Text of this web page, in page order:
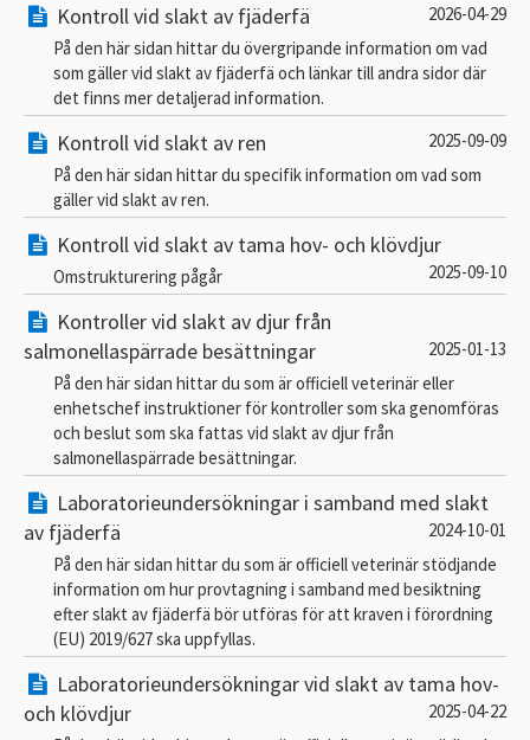
Kontroll vid slakt av fjäderfä
2026-04-29
På den här sidan hittar du övergripande information om vad
som gäller vid slakt av fjäderfä och länkar till andra sidor där
det finns mer detaljerad information.
Kontroll vid slakt av ren
2025-09-09
På den här sidan hittar du specifik information om vad som
gäller vid slakt av ren.
Kontroll vid slakt av tama hov- och klövdjur
2025-09-10
Omstrukturering pågår
Kontroller vid slakt av djur från
salmonellaspärrade besättningar
2025-01-13
På den här sidan hittar du som är officiell veterinär eller
enhetschef instruktioner för kontroller som ska genomföras
och beslut som ska fattas vid slakt av djur från
salmonellaspärrade besättningar.
Laboratorieundersökningar i samband med slakt
av fjäderfä
2024-10-01
På den här sidan hittar du som är officiell veterinär stödjande
information om hur provtagning i samband med besiktning
efter slakt av fjäderfä bör utföras för att kraven i förordning
(EU) 2019/627 ska uppfyllas.
Laboratorieundersökningar vid slakt av tama hov-
och klövdjur
2025-04-22